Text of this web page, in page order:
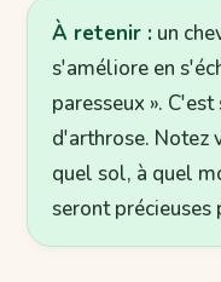
À retenir : un
s'améliore en
paresseux ».
d'arthrose. Notez
quel sol, à quel
seront précieuses